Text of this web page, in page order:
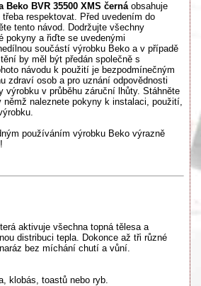
Beko BVR 35500 XMS černáobsahuje
respektovat. Před uvedením do
tento návod. Dodržujte všechny
pokyny a řiďte se uvedenými
součástí výrobku Beko a v případě
by měl být předán společně s
návodu k použití je bezpodmínečným
zdraví osob a pro uznání odpovědnosti
výrobku v průběhu záruční lhůty. Stáhněte
naleznete pokyny k instalaci, použití,
používáním výrobku Beko výrazně
aktivuje všechna topná tělesa a
distribuci tepla. Dokonce až tři různé
bez míchání chutí a vůní.
klobás, toastů nebo ryb.